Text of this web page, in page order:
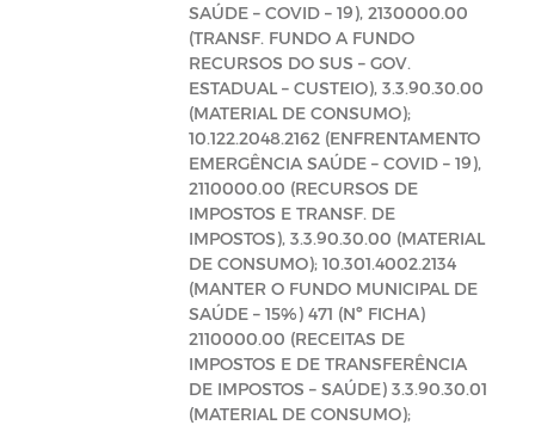
SAÚDE – COVID – 19), 2130000.00
(TRANSF. FUNDO A FUNDO
RECURSOS DO SUS – GOV.
ESTADUAL – CUSTEIO), 3.3.90.30.00
(MATERIAL DE CONSUMO);
10.122.2048.2162 (ENFRENTAMENTO
EMERGÊNCIA SAÚDE – COVID – 19),
2110000.00 (RECURSOS DE
IMPOSTOS E TRANSF. DE
IMPOSTOS), 3.3.90.30.00 (MATERIAL
DE CONSUMO); 10.301.4002.2134
(MANTER O FUNDO MUNICIPAL DE
SAÚDE – 15%) 471 (Nº FICHA)
2110000.00 (RECEITAS DE
IMPOSTOS E DE TRANSFERÊNCIA
DE IMPOSTOS – SAÚDE) 3.3.90.30.01
(MATERIAL DE CONSUMO);